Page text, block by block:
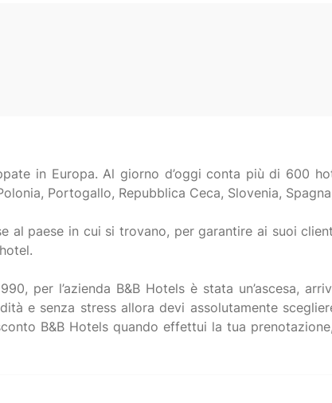
in Europa. Al giorno d’oggi conta più di 600
Portogallo, Repubblica Ceca, Slovenia,
al paese in cui si trovano, per garantire ai suoi
per l’azienda B&B Hotels è stata un’ascesa,
e senza stress allora devi assolutamente
B&B Hotels quando effettui la tua